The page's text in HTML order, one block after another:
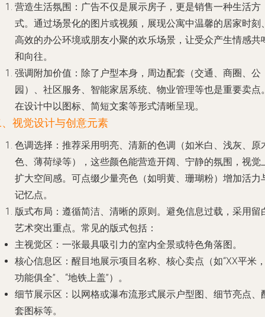
营造生活氛围 ：广告不仅是展示房子，更是销售一种生活方
式。通过场景化的图片或视频，展现公寓中温馨的居家时刻
高效的办公环境或朋友小聚的欢乐场景，让受众产生情感共
和向往。
强调附加价值 ：除了户型本身，周边配套（交通、商圈、公
园）、社区服务、智能家居系统、物业管理等也是重要卖点
在设计中以图标、简短文案等形式清晰呈现。
视觉设计与创意元素
色调选择 ：推荐采用明亮、清新的色调（如米白、浅灰、原
色、薄荷绿等），这些颜色能营造开阔、宁静的氛围，视觉
扩大空间感。可点缀少量亮色（如明黄、珊瑚粉）增加活力
记忆点。
版式布局 ：遵循简洁、清晰的原则。避免信息过载，采用留
艺术突出重点。常见的版式包括：
主视觉区 ：一张最具吸引力的室内全景或特色角落图。
核心信息区 ：醒目地展示项目名称、核心卖点（如“XX平米
功能俱全”、“地铁上盖”）。
细节展示区 ：以网格或瀑布流形式展示户型图、细节亮点、
套图标等。